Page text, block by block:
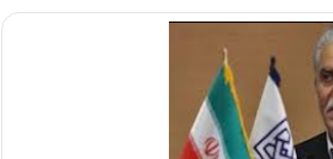
ثبت‌نام
اختصاصی
کارشناسی
ارشد
پژوهشگاه
شاخص‌پژوه